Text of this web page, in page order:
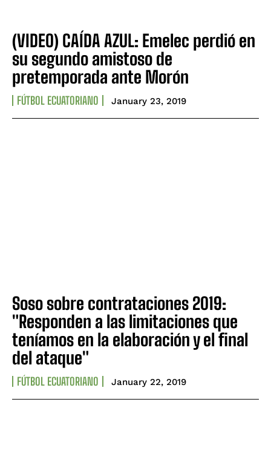
(VIDEO) CAÍDA AZUL: Emelec perdió en
su segundo amistoso de
pretemporada ante Morón
FÚTBOL ECUATORIANO January 23, 2019
Soso sobre contrataciones 2019:
"Responden a las limitaciones que
teníamos en la elaboración y el final
del ataque"
FÚTBOL ECUATORIANO January 22, 2019